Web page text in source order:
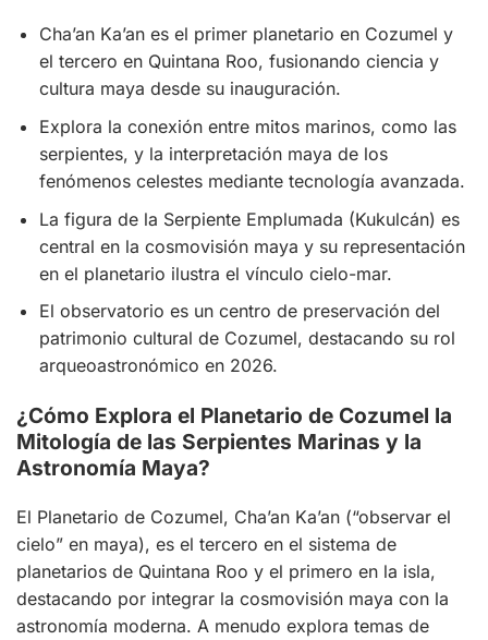
Cha’an Ka’an es el primer planetario en Cozumel y
el tercero en Quintana Roo, fusionando ciencia y
cultura maya desde su inauguración.
Explora la conexión entre mitos marinos, como las
serpientes, y la interpretación maya de los
fenómenos celestes mediante tecnología avanzada.
La figura de la Serpiente Emplumada (Kukulcán) es
central en la cosmovisión maya y su representación
en el planetario ilustra el vínculo cielo-mar.
El observatorio es un centro de preservación del
patrimonio cultural de Cozumel, destacando su rol
arqueoastronómico en 2026.
¿Cómo Explora el Planetario de Cozumel la
Mitología de las Serpientes Marinas y la
Astronomía Maya?
El Planetario de Cozumel, Cha’an Ka’an (“observar el
cielo” en maya), es el tercero en el sistema de
planetarios de Quintana Roo y el primero en la isla,
destacando por integrar la cosmovisión maya con la
astronomía moderna. A menudo explora temas de